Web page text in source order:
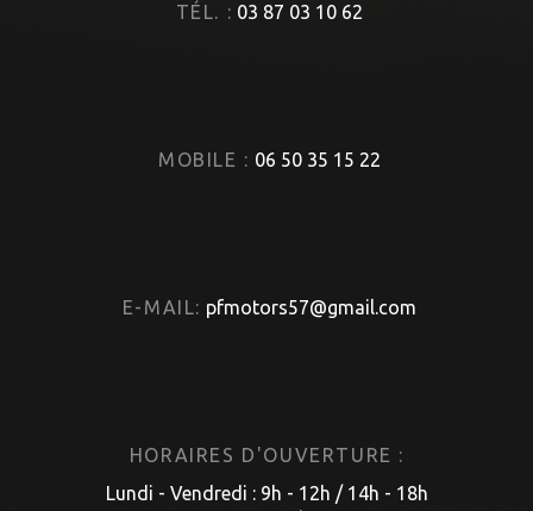
TÉL. : 03 87 03 10 62
MOBILE : 06 50 35 15 22
E-MAIL: pfmotors57@gmail.com
HORAIRES D'OUVERTURE :
Lundi - Vendredi : 9h - 12h / 14h - 18h